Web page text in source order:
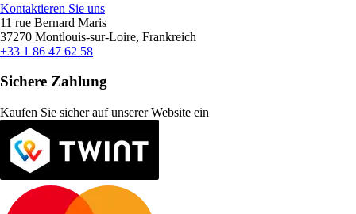
Kontaktieren Sie uns
11 rue Bernard Maris
37270 Montlouis-sur-Loire, Frankreich
+33 1 86 47 62 58
Sichere Zahlung
Kaufen Sie sicher auf unserer Website ein